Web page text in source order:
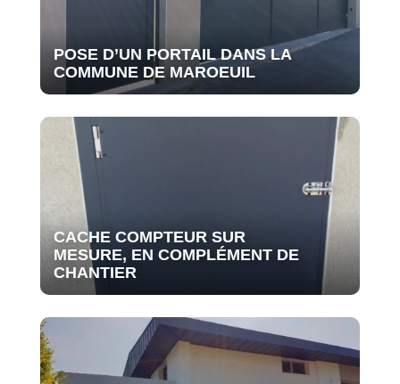
POSE D’UN PORTAIL DANS LA
COMMUNE DE MAROEUIL
CACHE COMPTEUR SUR
MESURE, EN COMPLÉMENT DE
CHANTIER